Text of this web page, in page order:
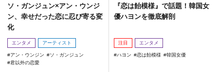
ソ・ガンジュン×アン・ウンジ
ン、幸せだった恋に忍び寄る変
化
エンタメ アーティスト
アン・ウンジン
ソ・ガンジュン
君以外の恋愛
『恋は飴模様』で話題！韓国女
優ハヨンを徹底解剖
注目 エンタメ
ハヨン 恋は飴模様 韓国女優